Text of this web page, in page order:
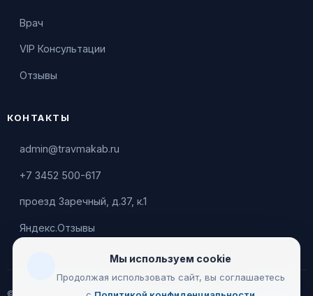
Врач
VIP Консультации
Отзывы
КОНТАКТЫ
admin@travmakab.ru
+7 3452 500-617
проезд Заречный, д.37, к.1
Яндекс.Отзывы
© 2026 Leontiev Clinic
Мы используем cookie
Продолжая использовать сайт, вы соглашаетесь